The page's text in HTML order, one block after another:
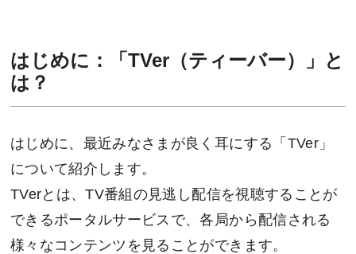
はじめに：「TVer（ティーバー）」と
は？
はじめに、最近みなさまが良く耳にする「TVer」
について紹介します。
TVerとは、TV番組の見逃し配信を視聴することが
できるポータルサービスで、各局から配信される
様々なコンテンツを見ることができます。